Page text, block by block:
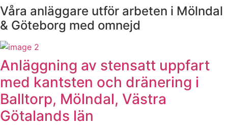
Våra anläggare utför arbeten i Mölndal
& Göteborg med omnejd
Anläggning av stensatt uppfart
med kantsten och dränering i
Balltorp, Mölndal, Västra
Götalands län